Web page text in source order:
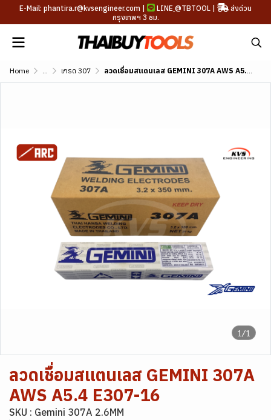
E-Mail: phantira.r@kvsengineer.com | LINE @TBTOOL |
ส่งด่วน
กรุงเทพฯ 3 ชม.
Home ... เกรด 307 ลวดเชื่อมสแตนเลส GEMINI 307A AWS A5.4 E307-16
1/1
ลวดเชื่อมสแตนเลส GEMINI 307A
AWS A5.4 E307-16
SKU : Gemini 307A 2.6MM